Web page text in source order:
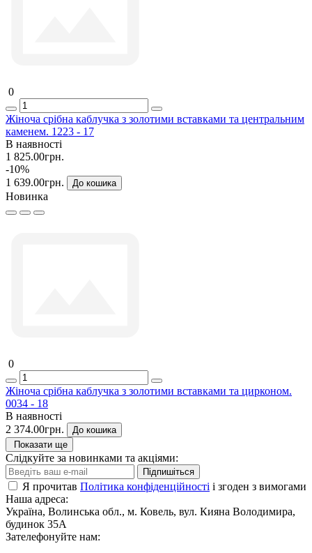
0
Жіноча срібна каблучка з золотими вставками та центральним
каменем. 1223 - 17
В наявності
1 825.00грн.
-10%
1 639.00грн.
До кошика
Новинка
0
Жіноча срібна каблучка з золотими вставками та цирконом.
0034 - 18
В наявності
2 374.00грн.
До кошика
Показати ще
Слідкуйте за новинками та акціями:
Підпишіться
Я прочитав Політика конфіденційності і згоден з вимогами
Наша адреса:
Україна, Волинська обл., м. Ковель, вул. Кияна Володимира,
будинок 35А
Зателефонуйте нам: